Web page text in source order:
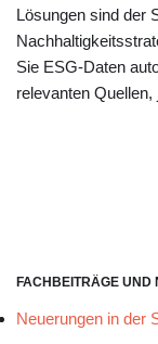
Lösungen sind der
Sie ESG-Daten
relevanten Quellen,
FACHBEITRÄGE UND
Neuerungen in der